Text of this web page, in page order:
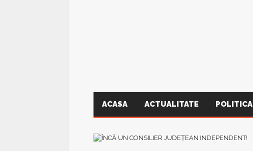
ACASA ACTUALITATE POLITICA